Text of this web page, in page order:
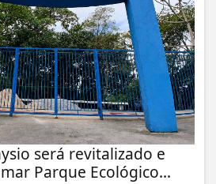
será revitalizado e
Parque Ecológico...